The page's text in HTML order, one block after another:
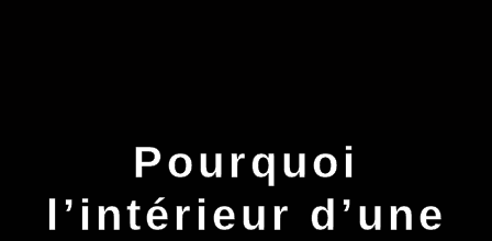
Pourquoi
l’intérieur d’une